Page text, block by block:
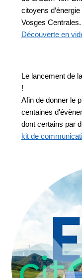
citoyens
Vosges Centrales.
Découverte en
Le lancement de
!
Afin de donner le
centaines
dont certains par
kit de